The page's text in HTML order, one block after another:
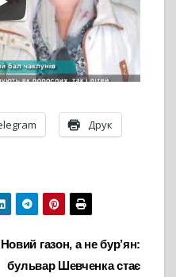
Друк
Новий газон, а не бур’ян:
бульвар Шевченка стає